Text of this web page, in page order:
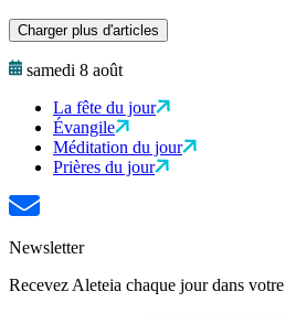
Charger plus d'articles
samedi 8 août
La fête du jour
Évangile
Méditation du jour
Prières du jour
Newsletter
Recevez Aleteia chaque jour dans